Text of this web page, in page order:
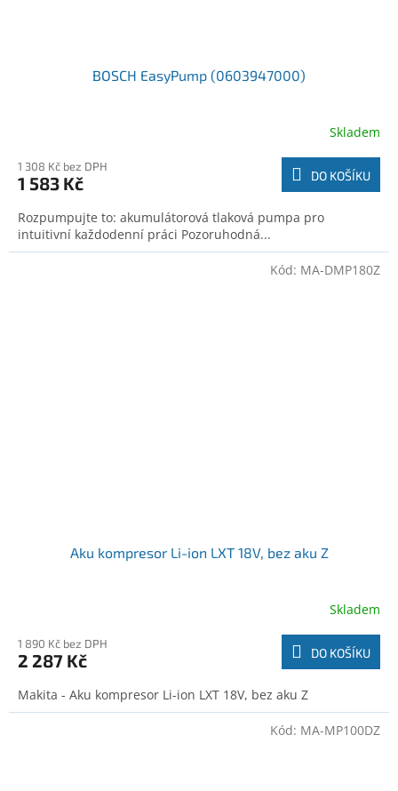
BOSCH EasyPump (0603947000)
Skladem
1 308 Kč bez DPH
1 583 Kč DO KOŠÍKU
Rozpumpujte to: akumulátorová tlaková pumpa pro
intuitivní každodenní práci Pozoruhodná...
Aku kompresor Li-ion LXT 18V, bez aku Z
Skladem
1 890 Kč bez DPH
2 287 Kč DO KOŠÍKU
Makita - Aku kompresor Li-ion LXT 18V, bez aku Z
Kód: MA-DMP180Z
Kód: MA-MP100DZ